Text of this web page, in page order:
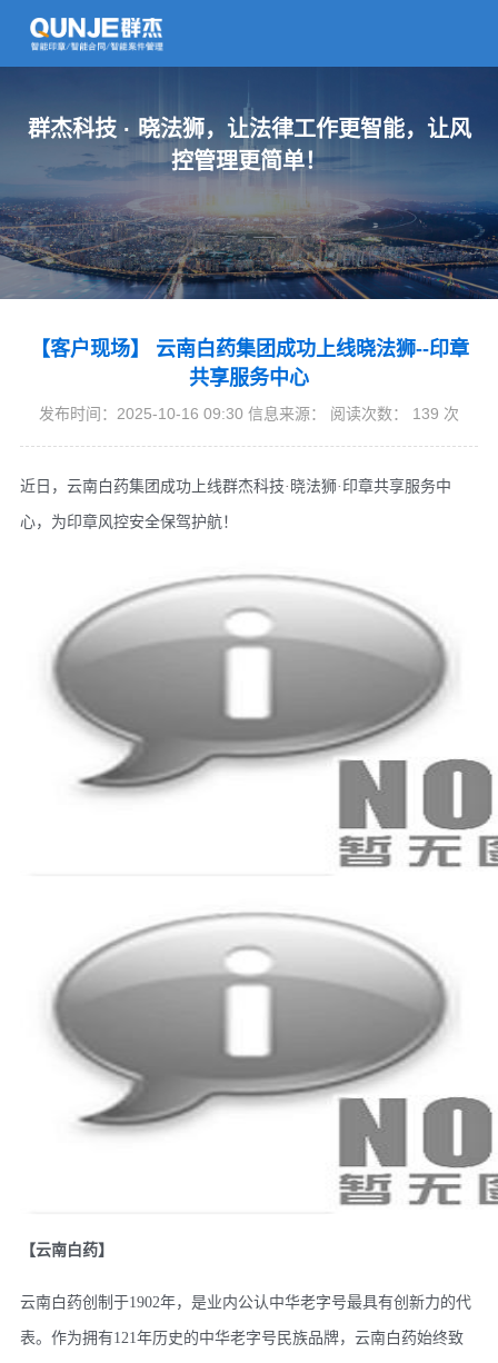
群杰科技 · 晓法狮，让法律工作更智能，让风
控管理更简单！
【客户现场】 云南白药集团成功上线晓法狮--印章
共享服务中心
发布时间：2025-10-16 09:30 信息来源： 阅读次数： 139 次
近日，云南白药集团成功上线群杰科技·晓法狮·印章共享服务中
心，为印章风控安全保驾护航！
【云南白药】
云南白药创制于1902年，是业内公认中华老字号最具有创新力的代
表。作为拥有121年历史的中华老字号民族品牌，云南白药始终致